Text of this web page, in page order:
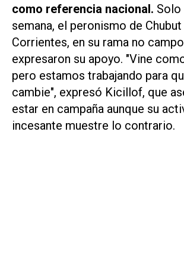
como referencia nacional. Solo
semana, el peronismo de
Corrientes, en su rama no
expresaron su apoyo. "Vine
pero estamos trabajando para
cambie", expresó Kicillof, que
estar en campaña aunque su
incesante muestre lo contrario.